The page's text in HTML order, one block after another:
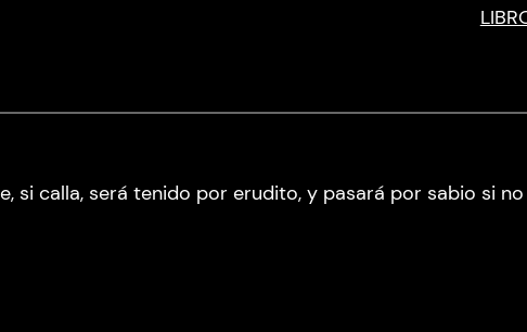
si calla, será tenido por erudito, y pasará por sabio si